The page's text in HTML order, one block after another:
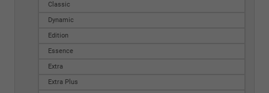
Classic
Dynamic
Edition
Essence
Extra
Extra Plus